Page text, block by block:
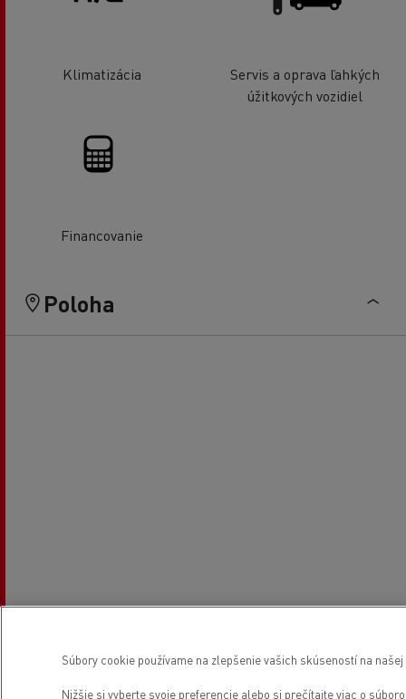
Klimatizácia
Servis a oprava ľahkých
úžitkových vozidiel
Financovanie
Poloha
Súbory cookie používame na zlepšenie vašich skúseností na
Nižšie si vyberte svoje preferencie alebo si prečítajte viac o